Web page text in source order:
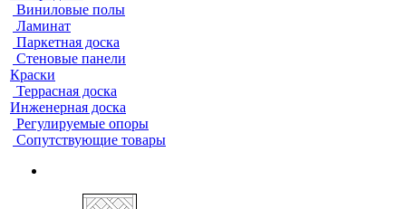
Виниловые полы
Ламинат
Паркетная доска
Стеновые панели
Краски
Террасная доска
Инженерная доска
Регулируемые опоры
Сопутствующие товары